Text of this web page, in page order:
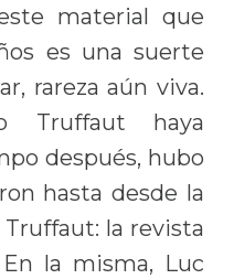
material que
es una suerte
rareza aún viva.
Truffaut haya
después, hubo
hasta desde la
la revista
la misma, Luc